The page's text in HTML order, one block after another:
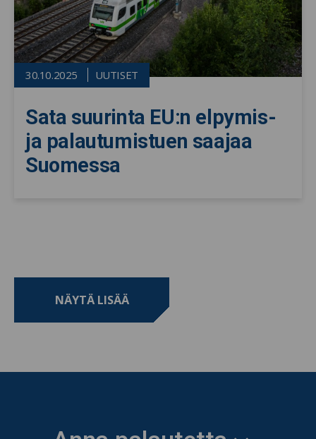
30.10.2025 UUTISET
Sata suurinta EU:n elpymis-
ja palautumistuen saajaa
Suomessa
NÄYTÄ LISÄÄ